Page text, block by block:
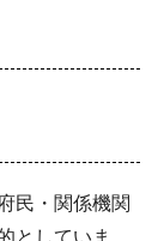
民・関係機関
としていま